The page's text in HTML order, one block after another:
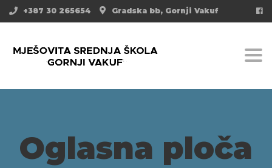
Gradska bb, Gornji Vakuf
+387 30 265654
Oglasna ploča